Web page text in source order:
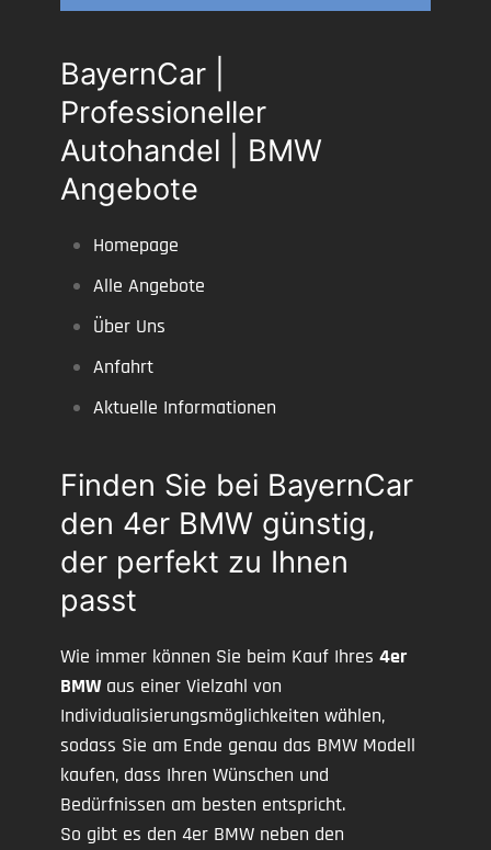
BayernCar |
Professioneller
Autohandel | BMW
Angebote
Homepage
Alle Angebote
Über Uns
Anfahrt
Aktuelle Informationen
Finden Sie bei BayernCar
den 4er BMW günstig,
der perfekt zu Ihnen
passt
Wie immer können Sie beim Kauf Ihres 4er
BMW aus einer Vielzahl von
Individualisierungsmöglichkeiten wählen,
sodass Sie am Ende genau das BMW Modell
kaufen, dass Ihren Wünschen und
Bedürfnissen am besten entspricht.
So gibt es den 4er BMW neben den